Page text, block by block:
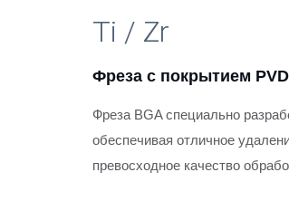
Ti / Zr
Фреза с покрытием PVD
Фреза BGA специально
обеспечивая отличное
превосходное качество